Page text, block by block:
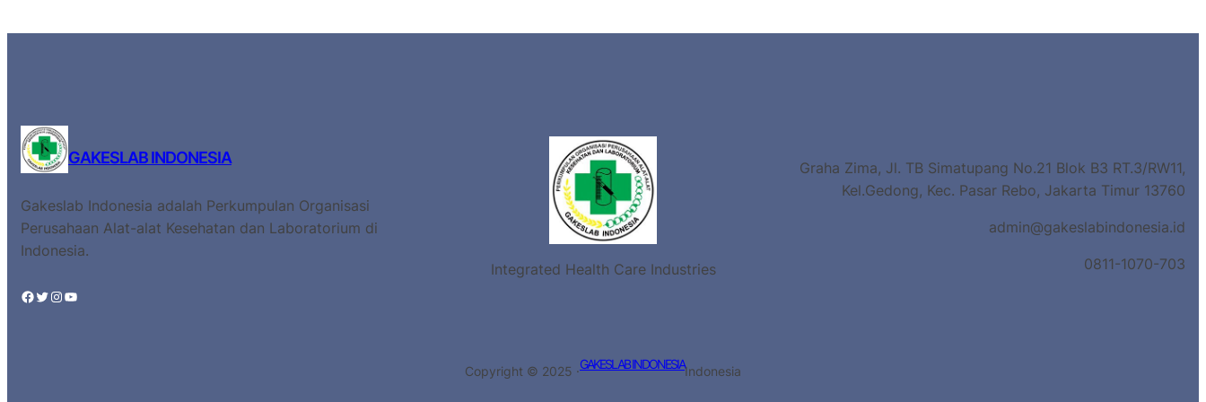
GAKESLAB INDONESIA
Gakeslab Indonesia adalah Perkumpulan Organisasi
Perusahaan Alat-alat Kesehatan dan Laboratorium di
Indonesia.
Facebook Twitter Instagram YouTube
Integrated Health Care Industries
Graha Zima, Jl. TB Simatupang No.21 Blok B3 RT.3/RW11,
Kel.Gedong, Kec. Pasar Rebo, Jakarta Timur 13760
admin@gakeslabindonesia.id
0811-1070-703
Copyright © 2025 ·GAKESLAB INDONESIAIndonesia